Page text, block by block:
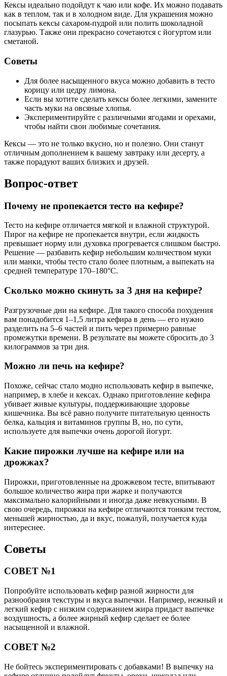
Кексы идеально подойдут к чаю или кофе. Их можно подавать
как в теплом, так и в холодном виде. Для украшения можно
посыпать кексы сахаром-пудрой или полить шоколадной
глазурью. Также они прекрасно сочетаются с йогуртом или
сметаной.
Советы
Для более насыщенного вкуса можно добавить в тесто
корицу или цедру лимона.
Если вы хотите сделать кексы более легкими, замените
часть муки на овсяные хлопья.
Экспериментируйте с различными ягодами и орехами,
чтобы найти свои любимые сочетания.
Кексы — это не только вкусно, но и полезно. Они станут
отличным дополнением к вашему завтраку или десерту, а
также порадуют ваших близких и друзей.
Вопрос-ответ
Почему не пропекается тесто на кефире?
Тесто на кефире отличается мягкой и влажной структурой.
Пирог на кефире не пропекается внутри, если жидкость
превышает норму или духовка прогревается слишком быстро.
Решение — разбавить кефир небольшим количеством муки
или манки, чтобы тесто стало более плотным, а выпекать на
средней температуре 170–180°C.
Сколько можно скинуть за 3 дня на кефире?
Разгрузочные дни на кефире. Для такого способа похудения
вам понадобится 1–1,5 литра кефира в день — его нужно
разделить на 5–6 частей и пить через примерно равные
промежутки времени. В результате вы можете сбросить до 3
килограммов за три дня.
Можно ли печь на кефире?
Похоже, сейчас стало модно использовать кефир в выпечке,
например, в хлебе и кексах. Однако приготовление кефира
убивает живые культуры, поддерживающие здоровье
кишечника. Вы всё равно получите питательную ценность
белка, кальция и витаминов группы B, но, по сути,
используете для выпечки очень дорогой йогурт.
Какие пирожки лучше на кефире или на
дрожжах?
Пирожки, приготовленные на дрожжевом тесте, впитывают
большое количество жира при жарке и получаются
максимально калорийными и иногда даже невкусными. В
свою очередь, пирожки на кефире отличаются тонким тестом,
меньшей жирностью, да и вкус, пожалуй, получается куда
интереснее.
Советы
СОВЕТ №1
Попробуйте использовать кефир разной жирности для
разнообразия текстуры и вкуса выпечки. Например, нежный и
легкий кефир с низким содержанием жира придаст выпечке
воздушность, а более жирный кефир сделает ее более
насыщенной и влажной.
СОВЕТ №2
Не бойтесь экспериментировать с добавками! В выпечку на